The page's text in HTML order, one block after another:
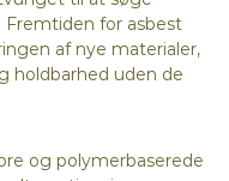
Fremtiden for asbest
af nye materialer,
holdbarhed uden de
og polymerbaserede